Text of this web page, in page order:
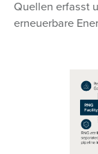
Quellen erfasst
erneuerbare